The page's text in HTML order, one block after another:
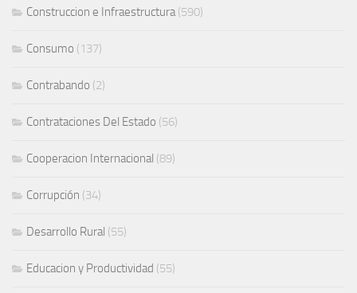
Construccion e Infraestructura (590)
Consumo (137)
Contrabando (2)
Contrataciones Del Estado (56)
Cooperacion Internacional (89)
Corrupción (34)
Desarrollo Rural (55)
Educacion y Productividad (55)